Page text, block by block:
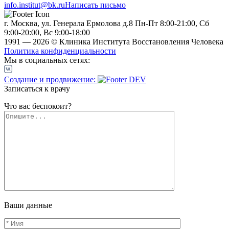
info.institut@bk.ruНаписать письмо
г. Москва, ул. Генерала Ермолова д.8 Пн-Пт 8:00-21:00, Сб
9:00-20:00, Вс 9:00-18:00
1991 — 2026 © Клиника Института Восстановления Человека
Политика конфиденциальности
Мы в социальных сетях:
Создание и продвижение:
Записаться к врачу
Что вас беспокоит?
Ваши данные